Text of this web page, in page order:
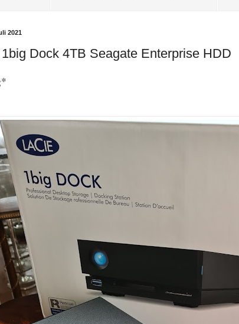
2021
Dock 4TB Seagate Enterprise HDD